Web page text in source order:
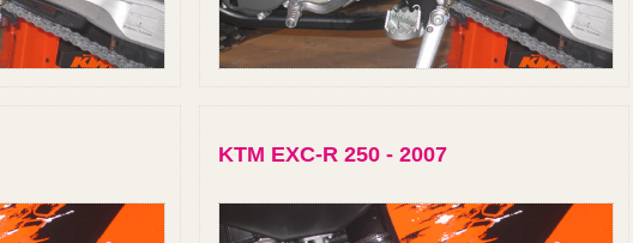
KTM EXC-R 250 - 2007